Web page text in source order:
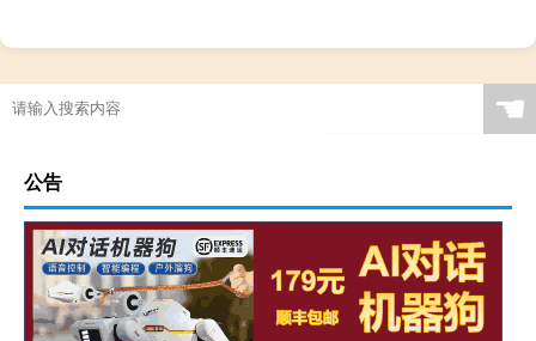
☚
公告